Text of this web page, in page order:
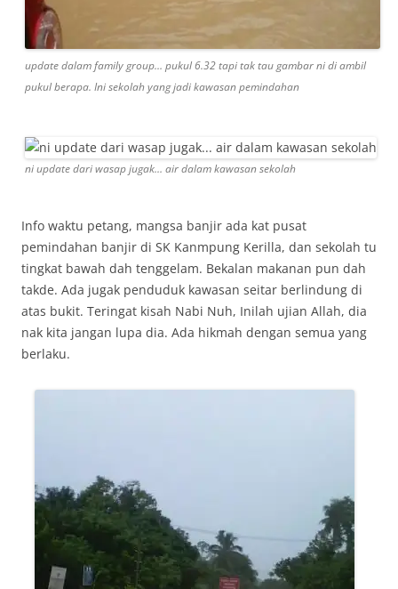
update dalam family group… pukul 6.32 tapi tak tau gambar ni di ambil
pukul berapa. Ini sekolah yang jadi kawasan pemindahan
ni update dari wasap jugak… air dalam kawasan sekolah
Info waktu petang, mangsa banjir ada kat pusat
pemindahan banjir di SK Kanmpung Kerilla, dan sekolah tu
tingkat bawah dah tenggelam. Bekalan makanan pun dah
takde. Ada jugak penduduk kawasan seitar berlindung di
atas bukit. Teringat kisah Nabi Nuh, Inilah ujian Allah, dia
nak kita jangan lupa dia. Ada hikmah dengan semua yang
berlaku.